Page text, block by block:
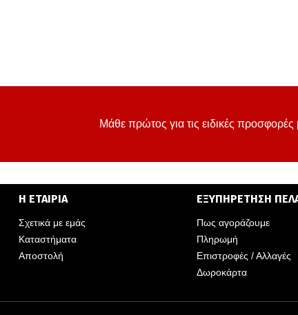
Μάθε πρώτος για τις ειδικές
Η ΕΤΑΙΡΙΑ
Σχετικά με εμάς
Καταστήματα
Αποστολή
ΕΞΥΠΗΡΕΤΗΣΗ
Πως αγοράζουμε
Πληρωμή
Επιστροφές / Αλλαγές
Δωροκάρτα